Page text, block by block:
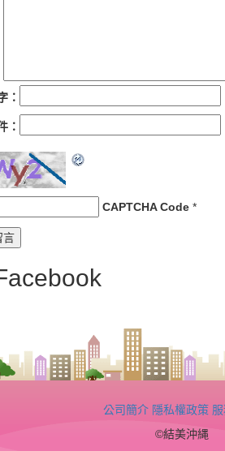
：
：
CAPTCHA Code *
公司簡介 隱私權政策
©結美沖縄